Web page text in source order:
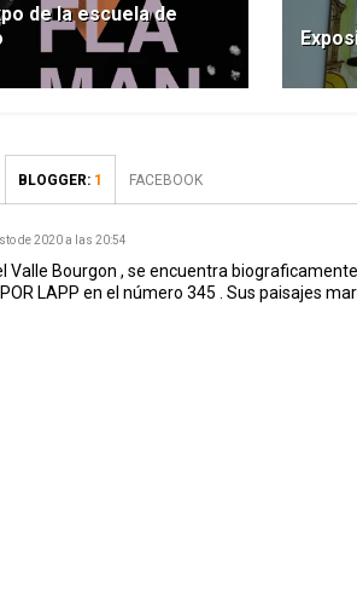
de la escuela de
BLOGGER: 1 FACEBOOK
de 2020 a las 20:54
Valle Bourgon , se encuentra biograficamente
LAPP en el número 345 . Sus paisajes